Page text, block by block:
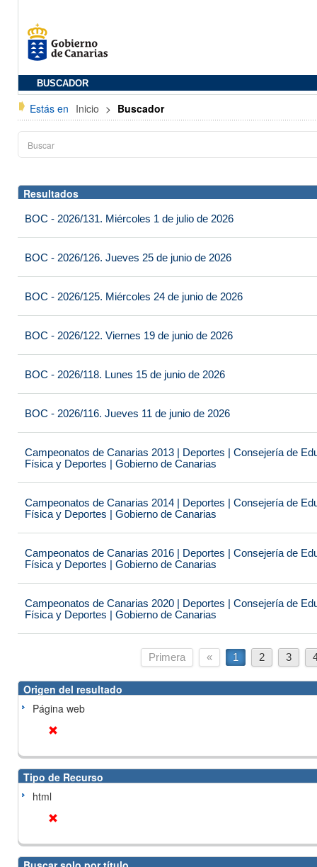
BUSCADOR
Estás en Inicio > Buscador
Resultados
BOC - 2026/131. Miércoles 1 de julio de 2026
BOC - 2026/126. Jueves 25 de junio de 2026
BOC - 2026/125. Miércoles 24 de junio de 2026
BOC - 2026/122. Viernes 19 de junio de 2026
BOC - 2026/118. Lunes 15 de junio de 2026
BOC - 2026/116. Jueves 11 de junio de 2026
Campeonatos de Canarias 2013 | Deportes | Consejería de
Física y Deportes | Gobierno de Canarias
Campeonatos de Canarias 2014 | Deportes | Consejería de
Física y Deportes | Gobierno de Canarias
Campeonatos de Canarias 2016 | Deportes | Consejería de
Física y Deportes | Gobierno de Canarias
Campeonatos de Canarias 2020 | Deportes | Consejería de
Física y Deportes | Gobierno de Canarias
Primera « 1 2 3
Origen del resultado
Página web
Tipo de Recurso
html